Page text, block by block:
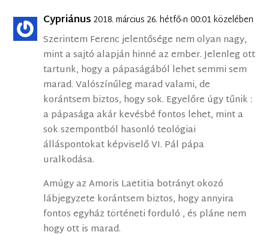
Cypriánus 2018. március 26. hétfő-n 00:01 közelében
Szerintem Ferenc jelentősége nem olyan nagy,
mint a sajtó alapján hinné az ember. Jelenleg ott
tartunk, hogy a pápaságából lehet semmi sem
marad. Valószínűleg marad valami, de
korántsem biztos, hogy sok. Egyelőre úgy tűnik :
a pápasága akár kevésbé fontos lehet, mint a
sok szempontból hasonló teológiai
álláspontokat képviselő VI. Pál pápa
uralkodása.
Amúgy az Amoris Laetitia botrányt okozó
lábjegyzete korántsem biztos, hogy annyira
fontos egyház történeti forduló , és pláne nem
hogy ott is marad.